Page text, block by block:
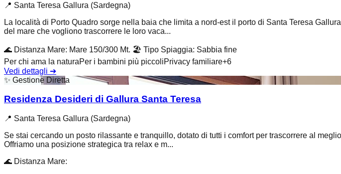
📍 Santa Teresa Gallura (Sardegna)
La località di Porto Quadro sorge nella baia che limita a nord-est il porto di Santa Teresa
del mare che vogliono trascorrere le loro vaca...
🌊 Distanza Mare: Mare 150/300 Mt. 🏖️ Tipo Spiaggia: Sabbia fine
Per chi ama la naturaPer i bambini più piccoliPrivacy familiare+6
Vedi dettagli ➔
✨ Gestione Diretta
Residenza Desideri di Gallura Santa Teresa
📍 Santa Teresa Gallura (Sardegna)
Se stai cercando un posto rilassante e tranquillo, dotato di tutti i comfort per trascorrere al
Offriamo una posizione strategica tra relax e m...
🌊 Distanza Mare: